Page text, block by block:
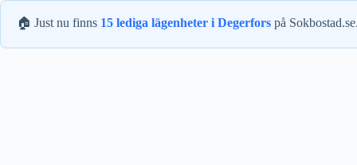
🏠 Just nu finns 15 lediga lägenheter i Degerfors på